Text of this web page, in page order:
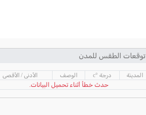
توقعات الطقس للمدن
المدينة درجة °c الوصف الأدنى / الأقصى
حدث خطأ أثناء تحميل البيانات.